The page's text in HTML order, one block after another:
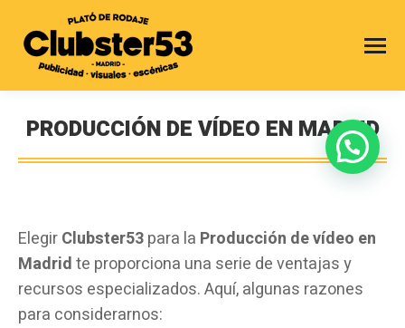
PRODUCCIÓN DE VÍDEO EN MADRID
Estás aquí:
ElegirClubster53para la Producción de vídeo en
Madridte proporciona una serie de ventajas y
recursos especializados. Aquí, algunas razones
para considerarnos: